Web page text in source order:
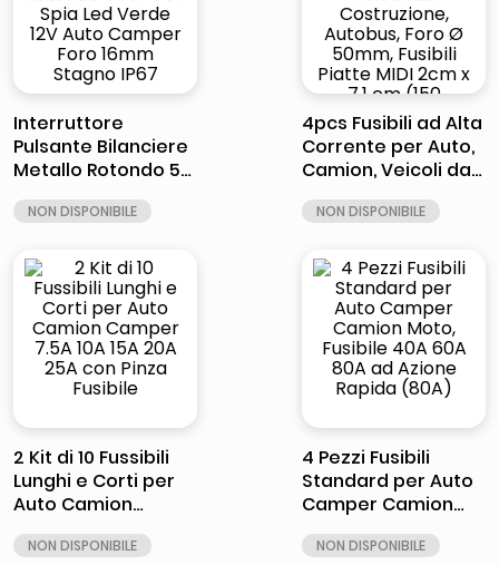
Interruttore
Pulsante Bilanciere
Metallo Rotondo 5
Pin Con Spia Led
Verde 12V Auto
Stagno IP67
4pcs Fusibili ad Alta
Corrente per Auto,
Camion, Veicoli da
Costruzione,
Autobus, Foro Ø
Piatte MIDI 2cm x 7.1
cm (150 ampere)
2 Kit di 10 Fussibili
Lunghi e Corti per
Auto Camion
Camper 7.5A 10A 15A
20A 25A con Pinza
4 Pezzi Fusibili
Standard per Auto
Camper Camion
Moto, Fusibile 40A
60A 80A ad Azione